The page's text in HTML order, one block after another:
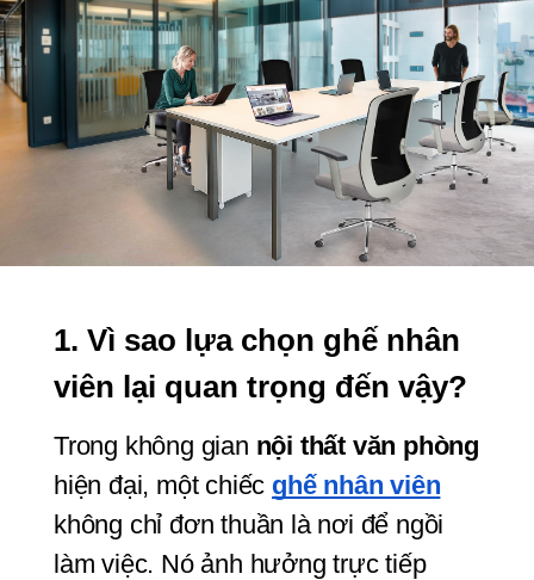
1. Vì sao lựa chọn ghế nhân
viên lại quan trọng đến vậy?
Trong không gian nội thất văn phòng
hiện đại, một chiếc ghế nhân viên
không chỉ đơn thuần là nơi để ngồi
làm việc. Nó ảnh hưởng trực tiếp